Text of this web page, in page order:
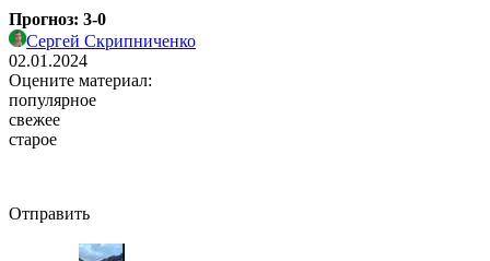
Прогноз: 3-0
Сергей Скрипниченко
02.01.2024
Оцените материал:
популярное
свежее
старое
Отправить